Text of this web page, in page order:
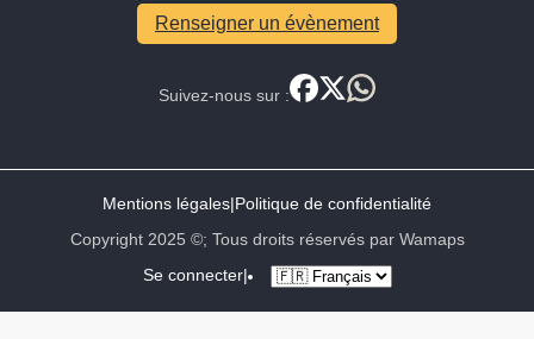
Renseigner un évènement
Suivez-nous sur :
Mentions légales|Politique de confidentialité
Copyright 2025 ©; Tous droits réservés par Wamaps
Se connecter|